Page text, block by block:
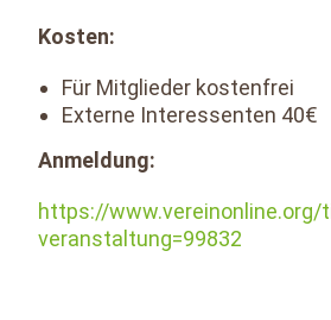
Kosten:
Für Mitglieder kostenfrei
Externe Interessenten 40€
Anmeldung:
https://
veranstaltung=99832